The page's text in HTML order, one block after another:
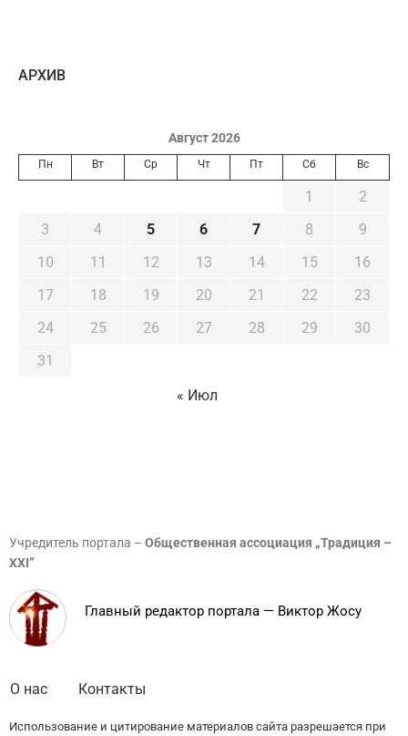
AРХИВ
Август 2026
Пн Вт Ср Чт Пт Сб Вс
1
2
3
4 5 6 7 8
9
10
11 12 13 14 15
16
17
18 19 20 21 22
23
24
25 26 27 28 29
30
31
« Июл
Учредитель портала – Общественная ассоциация „Традиция –
XXI”
Главный редактор портала — Виктор Жосу
О нас Контакты
Использование и цитирование материалов сайта разрешается при